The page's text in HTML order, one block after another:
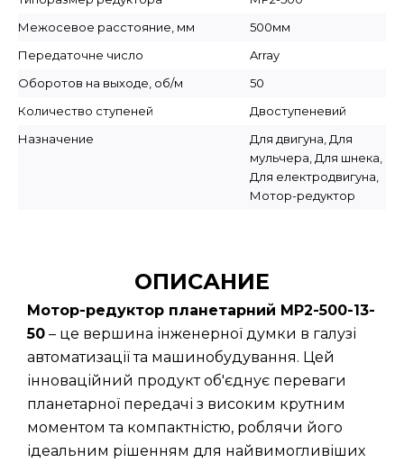
Межосевое расстояние, мм
500мм
Передаточне число
Array
Оборотов на выходе, об/м
50
Количество ступеней
Двоступеневий
Назначение
Для двигуна, Для
мульчера, Для шнека,
Для електродвигуна,
Мотор-редуктор
ОПИСАНИЕ
Мотор-редуктор планетарний МР2-500-13-
50 – це вершина інженерної думки в галузі
автоматизації та машинобудування. Цей
інноваційний продукт об'єднує переваги
планетарної передачі з високим крутним
моментом та компактністю, роблячи його
ідеальним рішенням для найвимогливіших